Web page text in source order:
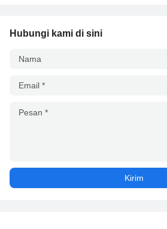
Hubungi kami di sini